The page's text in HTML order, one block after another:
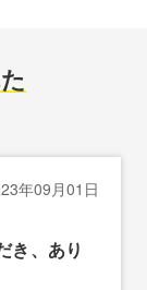
年09月01日
き、あり